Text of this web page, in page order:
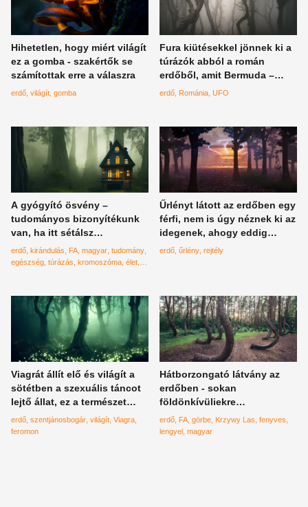
Hihetetlen, hogy miért világít
ez a gomba - szakértők se
számítottak erre a válaszra
erdő világít gomba
Fura kiütésekkel jönnek ki a
túrázók abból a román
erdőből, amit Bermuda –
háromszögnek neveznek, a
erdő Románia UFO
A gyógyító ösvény –
tudományos bizonyítékunk
van, ha itt sétálsz
egészségesebb leszel
erdő kirándulás FA magyar tudomány
egészség túrázás kromoszóma élet
Űrlényt látott az erdőben egy
férfi, nem is úgy néznek ki az
idegenek, ahogy eddig
hittük?
erdő űrlény rejtély
Viagrát állít elő és világít a
sötétben a szexuális táncot
lejtő állat, ez a természet
csodája
erdő szentjánosbogár világít Viagra
feromon
Hátborzongató látvány az
erdőben - sokan
földönkívüliekre
gyanakodnak
erdő FA görbe Krzywy Las fenyves
lengyel magyar